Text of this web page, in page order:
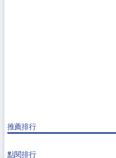
推薦排行
點閱排行